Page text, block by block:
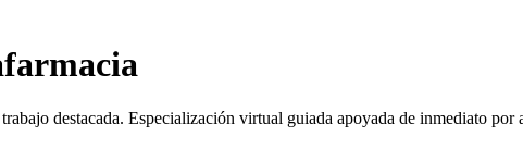
destacada. Especialización virtual guiada apoyada de inmediato por